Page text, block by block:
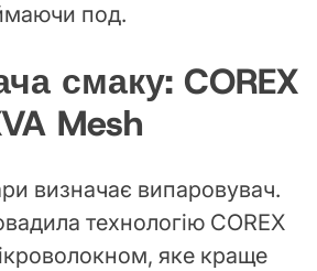
под.
смаку: COREX
Mesh
визначає випаровувач.
технологію COREX
яке краще